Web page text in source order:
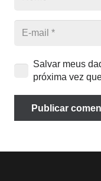
Salvar meus
próxima vez
Publicar